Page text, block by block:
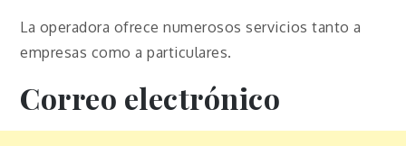
La operadora ofrece numerosos servicios tanto a
empresas como a particulares.
Correo electrónico